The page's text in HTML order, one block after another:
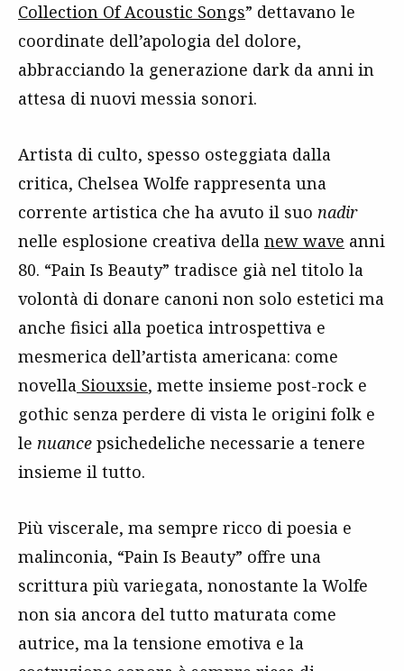
Collection Of Acoustic Songs” dettavano le
coordinate dell’apologia del dolore,
abbracciando la generazione dark da anni in
attesa di nuovi messia sonori.
Artista di culto, spesso osteggiata dalla
critica, Chelsea Wolfe rappresenta una
corrente artistica che ha avuto il suo nadir
nelle esplosione creativa della new wave anni
80. “Pain Is Beauty” tradisce già nel titolo la
volontà di donare canoni non solo estetici ma
anche fisici alla poetica introspettiva e
mesmerica dell’artista americana: come
novella Siouxsie, mette insieme post-rock e
gothic senza perdere di vista le origini folk e
le nuance psichedeliche necessarie a tenere
insieme il tutto.
Più viscerale, ma sempre ricco di poesia e
malinconia, “Pain Is Beauty” offre una
scrittura più variegata, nonostante la Wolfe
non sia ancora del tutto maturata come
autrice, ma la tensione emotiva e la